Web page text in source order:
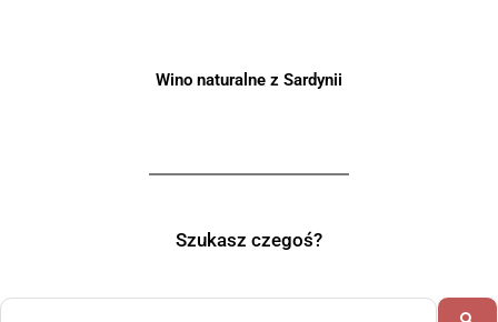
Wino naturalne z Sardynii
Szukasz czegoś?